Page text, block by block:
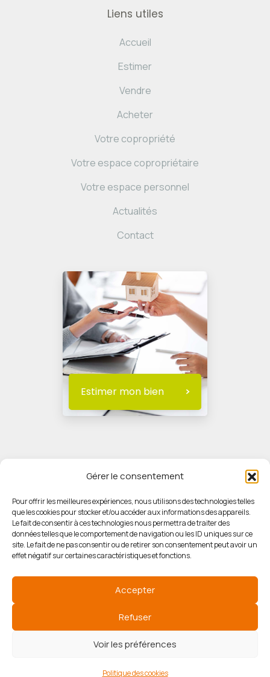
Gérer le consentement
Pour offrir les meilleures expériences, nous utilisons des technologies telles
que les cookies pour stocker et/ou accéder aux informations des appareils.
Le fait de consentir à ces technologies nous permettra de traiter des
données telles que le comportement de navigation ou les ID uniques sur ce
site. Le fait de ne pas consentir ou de retirer son consentement peut avoir un
effet négatif sur certaines caractéristiques et fonctions.
Accepter
Refuser
Voir les préférences
Politique des cookies
Liens utiles
Accueil
Estimer
Vendre
Acheter
Votre copropriété
Votre espace copropriétaire
Votre espace personnel
Actualités
Contact
Estimer mon bien
© HORIZON IMMOBILIER
Mentions légales
Politique des cookies